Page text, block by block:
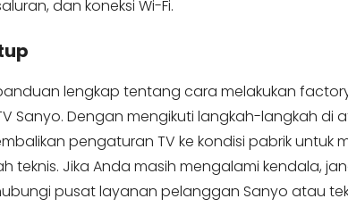
dan koneksi Wi-Fi.
lengkap tentang cara melakukan
Sanyo. Dengan mengikuti langkah-langkah di
pengaturan TV ke kondisi pabrik untuk
teknis. Jika Anda masih mengalami kendala,
pusat layanan pelanggan Sanyo atau